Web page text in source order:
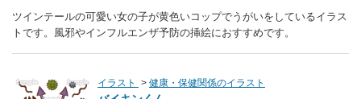
ツインテールの可愛い女の子が黄色いコップでうがいをしているイラス
トです。風邪やインフルエンザ予防の挿絵におすすめです。
イラスト 健康・保健関係のイラスト